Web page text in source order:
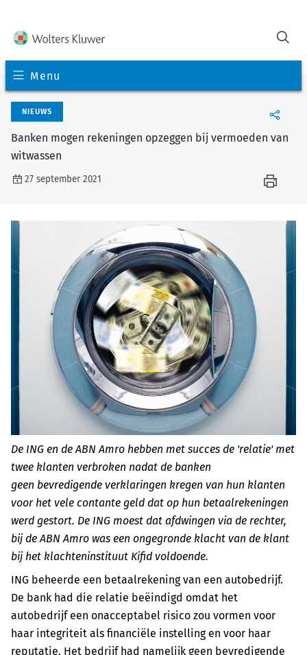
Menu
NIEUWS
Banken mogen rekeningen opzeggen bij vermoeden van
witwassen
27 september 2021
De ING en de ABN Amro hebben met succes de 'relatie' met
twee klanten verbroken nadat de banken
geen bevredigende verklaringen kregen van hun klanten
voor het vele contante geld dat op hun betaalrekeningen
werd gestort. De ING moest dat afdwingen via de rechter,
bij de ABN Amro was een ongegronde klacht van de klant
bij het klachteninstituut Kifid voldoende.
ING beheerde een betaalrekening van een autobedrijf.
De bank had die relatie beëindigd omdat het
autobedrijf een onacceptabel risico zou vormen voor
haar integriteit als financiële instelling en voor haar
reputatie. Het bedrijf had namelijk geen bevredigende